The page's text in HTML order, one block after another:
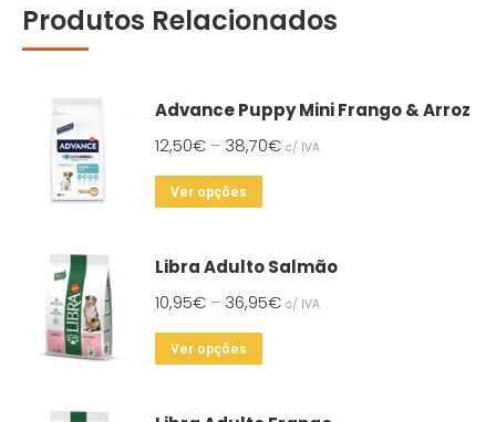
Produtos Relacionados
Advance Puppy Mini Frango & Arroz
12,50€ – 38,70€ c/ IVA
Ver opções
multiple
variants.
The
options
Libra Adulto Salmão
10,95€ – 36,95€ c/ IVA
Ver opções